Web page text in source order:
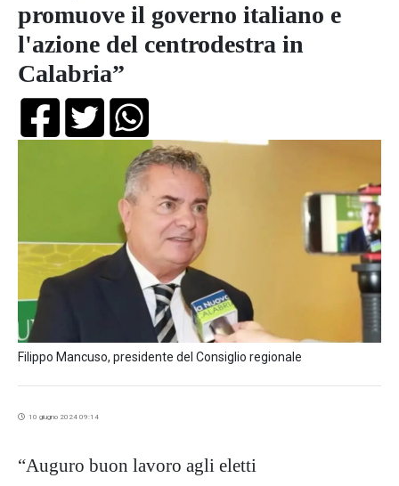
promuove il governo italiano e
l'azione del centrodestra in
Calabria”
Filippo Mancuso, presidente del Consiglio regionale
10 giugno 2024 09:14
“Auguro buon lavoro agli eletti